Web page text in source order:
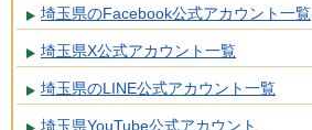
埼玉県のFacebook公式アカウント一覧
埼玉県X公式アカウント一覧
埼玉県のLINE公式アカウント一覧
埼玉県YouTube公式アカウント